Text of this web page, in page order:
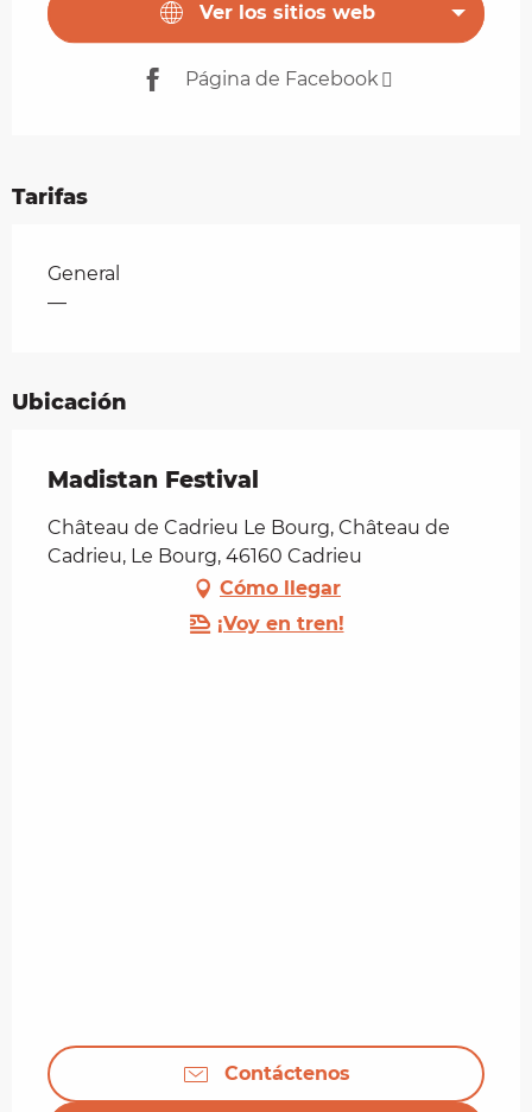
Ver los sitios web
Página de Facebook
Tarifas
Tarifas 2026
General
—
Ubicación
Madistan Festival
Château de Cadrieu Le Bourg, Château de
Cadrieu, Le Bourg, 46160 Cadrieu
Cómo llegar
¡Voy en tren!
Contáctenos